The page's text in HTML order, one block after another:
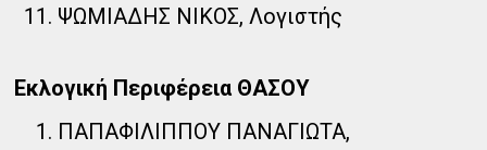
ΨΩΜΙΑΔΗΣ ΝΙΚΟΣ, Λογιστής
Εκλογική Περιφέρεια ΘΑΣΟΥ
ΠΑΠΑΦΙΛΙΠΠΟΥ ΠΑΝΑΓΙΩΤΑ,